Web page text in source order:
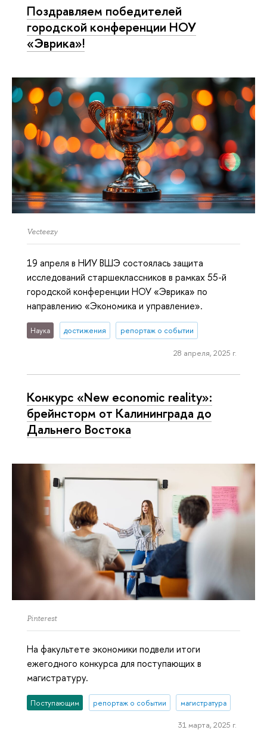
Поздравляем победителей
городской конференции НОУ
«Эврика»!
Vecteezy
19 апреля в НИУ ВШЭ состоялась защита
исследований старшеклассников в рамках 55-й
городской конференции НОУ «Эврика» по
направлению «Экономика и управление».
Наука достижения репортаж о событии
28 апреля, 2025 г.
Конкурс «New economic reality»:
брейнсторм от Калининграда до
Дальнего Востока
Pinterest
На факультете экономики подвели итоги
ежегодного конкурса для поступающих в
магистратуру.
Поступающим репортаж о событии магистратура
31 марта, 2025 г.